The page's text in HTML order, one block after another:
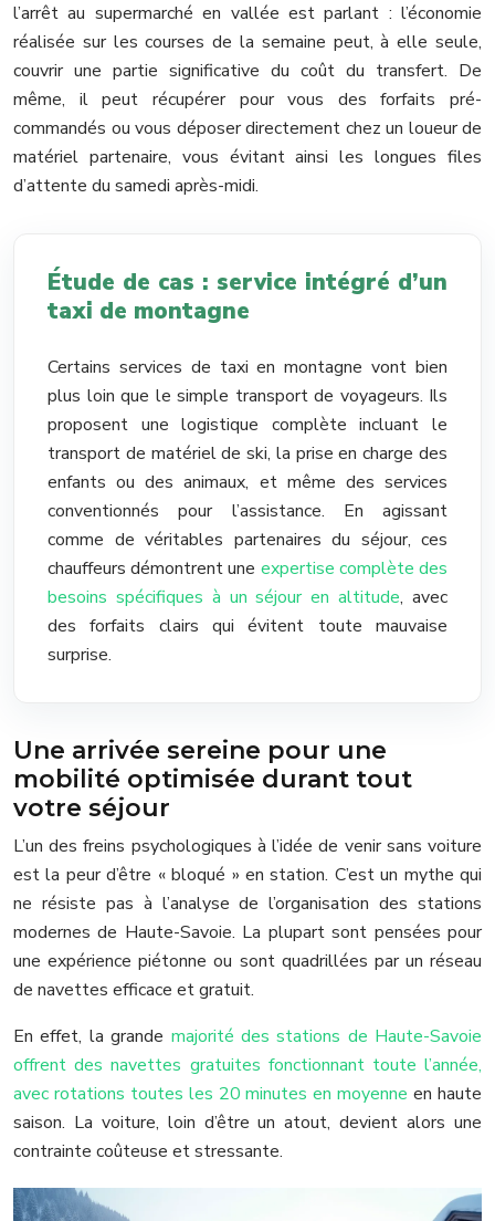
l’arrêt au supermarché en vallée est parlant : l’économie
réalisée sur les courses de la semaine peut, à elle seule,
couvrir une partie significative du coût du transfert. De
même, il peut récupérer pour vous des forfaits pré-
commandés ou vous déposer directement chez un loueur de
matériel partenaire, vous évitant ainsi les longues files
d’attente du samedi après-midi.
Étude de cas : service intégré d’un
taxi de montagne
Certains services de taxi en montagne vont bien
plus loin que le simple transport de voyageurs. Ils
proposent une logistique complète incluant le
transport de matériel de ski, la prise en charge des
enfants ou des animaux, et même des services
conventionnés pour l’assistance. En agissant
comme de véritables partenaires du séjour, ces
chauffeurs démontrent une expertise complète des
besoins spécifiques à un séjour en altitude, avec
des forfaits clairs qui évitent toute mauvaise
surprise.
Une arrivée sereine pour une
mobilité optimisée durant tout
votre séjour
L’un des freins psychologiques à l’idée de venir sans voiture
est la peur d’être « bloqué » en station. C’est un mythe qui
ne résiste pas à l’analyse de l’organisation des stations
modernes de Haute-Savoie. La plupart sont pensées pour
une expérience piétonne ou sont quadrillées par un réseau
de navettes efficace et gratuit.
En effet, la grande majorité des stations de Haute-Savoie
offrent des navettes gratuites fonctionnant toute l’année,
avec rotations toutes les 20 minutes en moyenne en haute
saison. La voiture, loin d’être un atout, devient alors une
contrainte coûteuse et stressante.